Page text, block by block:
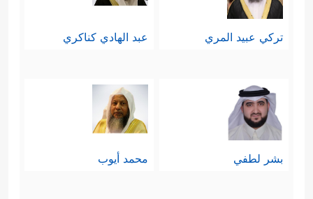
تركي عبيد المري عبد الهادي كناكري
بشر لطفي محمد أيوب